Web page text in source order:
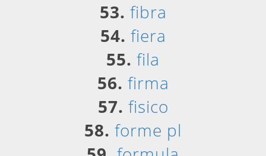
53. fibra
54. fiera
55. fila
56. firma
57. fisico
58. forme pl